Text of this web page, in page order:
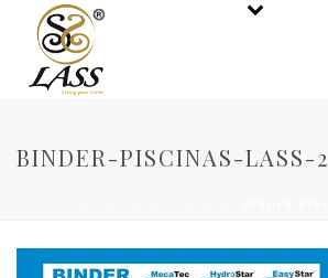
BINDER-PISCINAS-LASS-2